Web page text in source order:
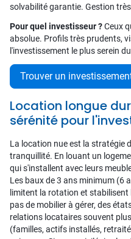
solvabilité garantie. Gestion
Pour quel investisseur ?Ceux
absolue. Profils très prudents,
l'investissement le plus serein
Trouver un
Location longue
sérénité pour
La location nue est la stratégie
tranquillité. En louant un
qui s'installent avec leurs
Les baux de 3 ans minimum (6
limitent la rotation et stabilisent
pas de mobilier à gérer, des
relations locataires souvent
(familles, actifs installés,